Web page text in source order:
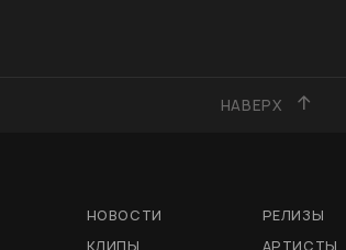
НАВЕРХ
НОВОСТИ
РЕЛИЗЫ
КЛИПЫ
АРТИСТЫ